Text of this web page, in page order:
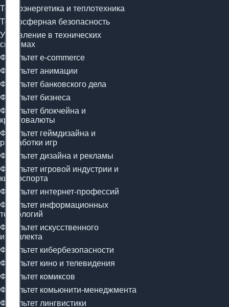
Теплоэнергетика и теплотехника
Техносферная безопасность
Управление в технических
системах
Факультет e-commerce
Факультет анимации
Факультет банковского дела
Факультет бизнеса
Факультет блокчейна и
криптовалюты
Факультет геймдизайна и
разработки игр
Факультет дизайна и рекламы
Факультет игровой индустрии и
киберспорта
Факультет интернет-профессий
Факультет информационных
технологий
Факультет искусственного
интеллекта
Факультет кибербезопасности
Факультет кино и телевидения
Факультет комиксов
Факультет комьюнити-менеджмента
Факультет лингвистики